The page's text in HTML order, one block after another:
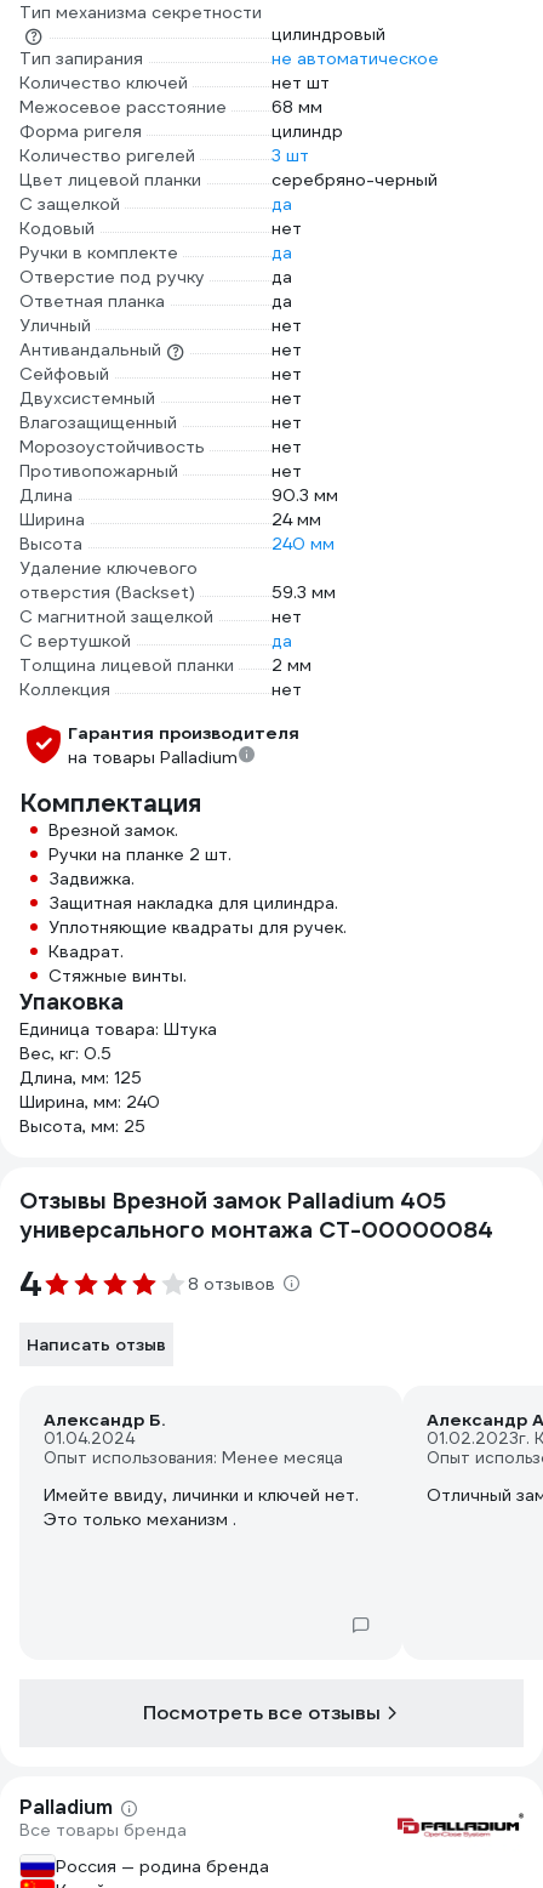
Тип механизма секретности
цилиндровый
Тип запирания
не автоматическое
Количество ключей
нет шт
Межосевое расстояние
68 мм
Форма ригеля
цилиндр
Количество ригелей
3 шт
Цвет лицевой планки
серебряно-черный
С защелкой
да
Кодовый
нет
Ручки в комплекте
да
Отверстие под ручку
да
Ответная планка
да
Уличный
нет
Антивандальный
нет
Сейфовый
нет
Двухсистемный
нет
Влагозащищенный
нет
Морозоустойчивость
нет
Противопожарный
нет
Длина
90.3 мм
Ширина
24 мм
Высота
240 мм
Удаление ключевого
отверстия (Backset)
59.3 мм
С магнитной защелкой
нет
С вертушкой
да
Толщина лицевой планки
2 мм
Коллекция
нет
Гарантия производителя
на товары Palladium
Комплектация
Врезной замок.
Ручки на планке 2 шт.
Задвижка.
Защитная накладка для цилиндра.
Уплотняющие квадраты для ручек.
Квадрат.
Стяжные винты.
Упаковка
Единица товара: Штука
Вес, кг: 0.5
Длина, мм: 125
Ширина, мм: 240
Высота, мм: 25
Отзывы Врезной замок Palladium 405
универсального монтажа СТ-00000084
4 8 отзывов
Написать отзыв
Александр Б.
01.04.2024
Опыт использования: Менее месяца
Имейте ввиду, личинки и ключей нет.
Это только механизм .
Александр
01.02.2023г.
Опыт
Отличный
Посмотреть все отзывы
Palladium
Все товары бренда
Россия — родина бренда